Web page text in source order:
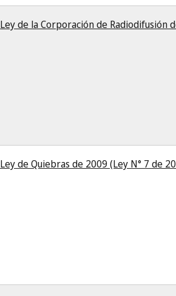
Ley de la Corporación de Radiodifusión
Ley de Quiebras de 2009 (Ley N° 7 de